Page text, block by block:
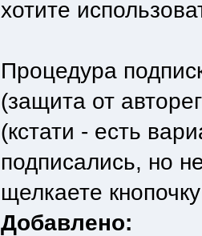
хотите
Процедура
(защита от
(кстати - есть
подписались, но
щелкаете
Добавлено: